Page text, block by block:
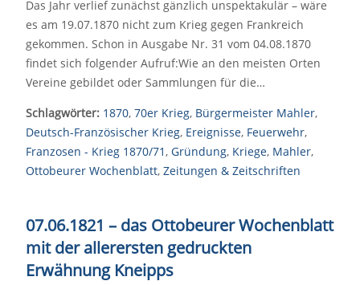
Das Jahr verlief zunächst gänzlich unspektakulär – wäre
es am 19.07.1870 nicht zum Krieg gegen Frankreich
gekommen. Schon in Ausgabe Nr. 31 vom 04.08.1870
findet sich folgender Aufruf:Wie an den meisten Orten
Vereine gebildet oder Sammlungen für die…
Schlagwörter: 1870, 70er Krieg, Bürgermeister Mahler,
Deutsch-Französischer Krieg, Ereignisse, Feuerwehr,
Franzosen - Krieg 1870/71, Gründung, Kriege, Mahler,
Ottobeurer Wochenblatt, Zeitungen & Zeitschriften
07.06.1821 – das Ottobeurer Wochenblatt
mit der allerersten gedruckten
Erwähnung Kneipps